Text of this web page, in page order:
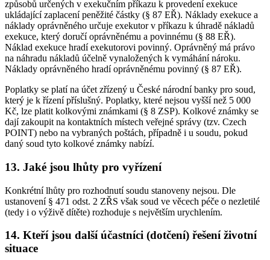
způsobů určených v exekučním příkazu k provedení exekuce
ukládající zaplacení peněžité částky (§ 87 EŘ). Náklady exekuce a
náklady oprávněného určuje exekutor v příkazu k úhradě nákladů
exekuce, který doručí oprávněnému a povinnému (§ 88 EŘ).
Náklad exekuce hradí exekutorovi povinný. Oprávněný má právo
na náhradu nákladů účelně vynaložených k vymáhání nároku.
Náklady oprávněného hradí oprávněnému povinný (§ 87 EŘ).
Poplatky se platí na účet zřízený u České národní banky pro soud,
který je k řízení příslušný. Poplatky, které nejsou vyšší než 5 000
Kč, lze platit kolkovými známkami (§ 8 ZSP). Kolkové známky se
dají zakoupit na kontaktních místech veřejné správy (tzv. Czech
POINT) nebo na vybraných poštách, případně i u soudu, pokud
daný soud tyto kolkové známky nabízí.
13. Jaké jsou lhůty pro vyřízení
Konkrétní lhůty pro rozhodnutí soudu stanoveny nejsou. Dle
ustanovení § 471 odst. 2 ZŘS však soud ve věcech péče o nezletilé
(tedy i o výživě dítěte) rozhoduje s největším urychlením.
14. Kteří jsou další účastníci (dotčení) řešení životní
situace